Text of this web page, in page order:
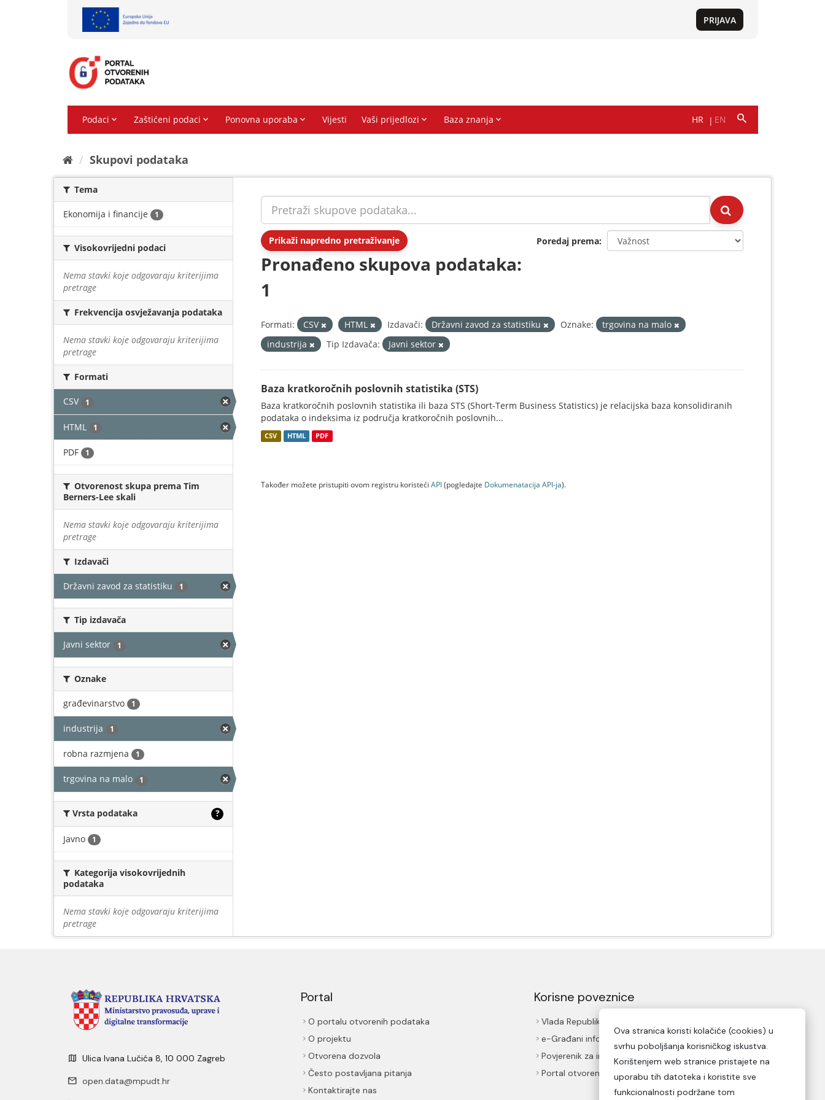
Skupovi podаtаkа
Tema
Ekonomija i financije 1
Visokovrijedni podaci
Nema stavki koje odgovaraju kriterijima
pretrage
Frekvencija osvježavanja podataka
Nema stavki koje odgovaraju kriterijima
pretrage
Formati
CSV 1
HTML 1
PDF 1
Otvorenost skupa prema Tim
Berners-Lee skali
Nema stavki koje odgovaraju kriterijima
pretrage
Izdavači
Državni zavod za statistiku 1
Tip izdavača
Javni sektor 1
Oznake
građevinarstvo 1
industrija 1
robna razmjena 1
trgovina na malo 1
Vrsta podataka ?
Javno 1
Kategorija visokovrijednih
podataka
Nema stavki koje odgovaraju kriterijima
pretrage
Prikaži napredno pretraživanje Poredaj prema
Pronađeno skupova podataka:
1
Formati: CSV HTML Izdavači: Državni zavod za statistiku Oznake:
trgovina na malo
industrija
Tip Izdavača: Javni sektor
Baza kratkoročnih poslovnih statistika (STS)
Baza kratkoročnih poslovnih statistika ili baza STS (Short-Term Business Statistics) je relacijska baza konsolidiranih
podataka o indeksima iz područja kratkoročnih poslovnih...
CSV HTML PDF
Također možete pristupiti ovom registru koristeći API(pogledajte Dokumenаtаcijа API-jа).